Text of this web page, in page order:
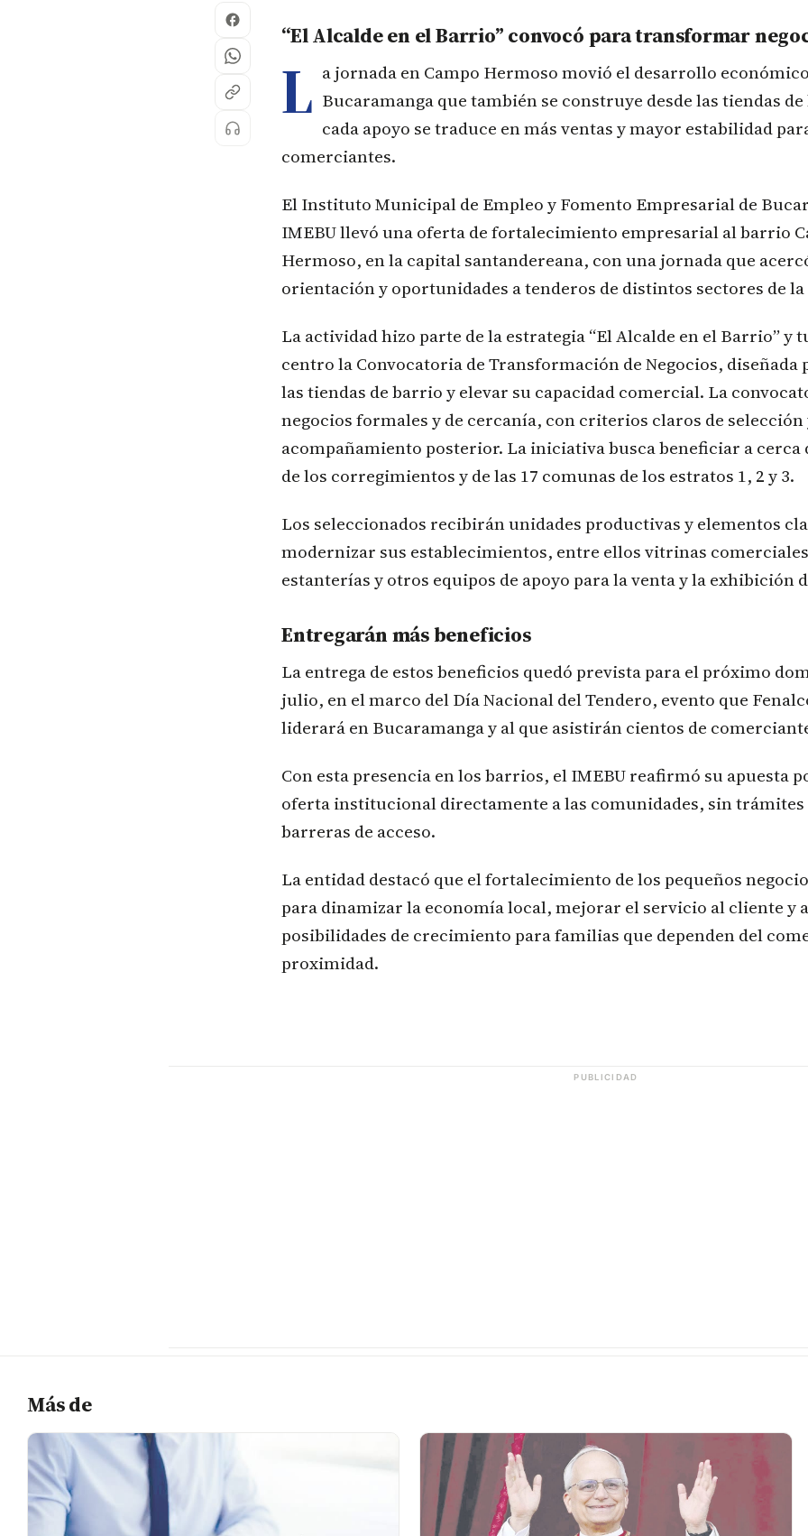
“El Alcalde en el Barrio” convocó para transformar
L a jornada en Campo Hermoso movió el desarrollo
Bucaramanga que también se construye desde las tiendas
cada apoyo se traduce en más ventas y mayor estabilidad
comerciantes.
El Instituto Municipal de Empleo y Fomento Empresarial de
IMEBU llevó una oferta de fortalecimiento empresarial al barrio
Hermoso, en la capital santandereana, con una jornada que
orientación y oportunidades a tenderos de distintos sectores de
La actividad hizo parte de la estrategia “El Alcalde en el Barrio” y
centro la Convocatoria de Transformación de Negocios, diseñada
las tiendas de barrio y elevar su capacidad comercial. La
negocios formales y de cercanía, con criterios claros de selección
acompañamiento posterior. La iniciativa busca beneficiar a cerca
de los corregimientos y de las 17 comunas de los estratos 1, 2 y 3.
Los seleccionados recibirán unidades productivas y elementos
modernizar sus establecimientos, entre ellos vitrinas
estanterías y otros equipos de apoyo para la venta y la exhibición
Entregarán más beneficios
La entrega de estos beneficios quedó prevista para el próximo
julio, en el marco del Día Nacional del Tendero, evento que
liderará en Bucaramanga y al que asistirán cientos de
Con esta presencia en los barrios, el IMEBU reafirmó su apuesta
oferta institucional directamente a las comunidades, sin
barreras de acceso.
La entidad destacó que el fortalecimiento de los pequeños
para dinamizar la economía local, mejorar el servicio al cliente y
posibilidades de crecimiento para familias que dependen del
proximidad.
PUBLICIDAD
Más de